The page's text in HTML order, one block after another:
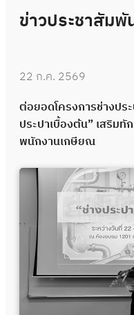
ข่าวประชาสัมพั
22 ก.ค. 2569
ต่อยอดโครงการช่างปร
ประปาเบื้องต้น” เสริมทั
พนักงานเกษียณ